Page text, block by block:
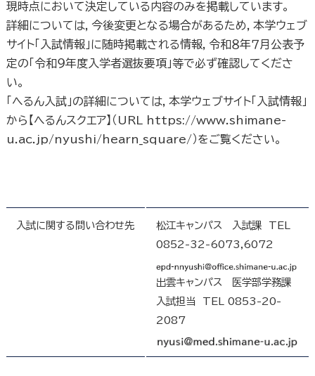
現時点において決定している内容のみを掲載しています。
詳細については，今後変更となる場合があるため，本学ウェブ
サイト「入試情報」に随時掲載される情報，令和８年７月公表予
定の「令和９年度入学者選抜要項」等で必ず確認してくださ
い。
「へるん入試」の詳細については，本学ウェブサイト「入試情報」
から【へるんスクエア】（URL https://www.shimane-
u.ac.jp/nyushi/hearn_square/）をご覧ください。
入試に関する問い合わせ先
松江キャンパス 入試課 TEL
0852-32-6073,6072
出雲キャンパス 医学部学務課
入試担当 TEL 0853-20-
2087